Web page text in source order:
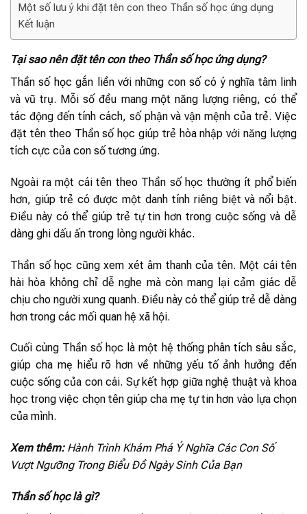
Một số lưu ý khi đặt tên con theo Thần số học ứng dụng
Kết luận
Tại sao nên đặt tên con theo Thần số học ứng dụng?
Thần số học gắn liền với những con số có ý nghĩa tâm linh
và vũ trụ. Mỗi số đều mang một năng lượng riêng, có thể
tác động đến tính cách, số phận và vận mệnh của trẻ. Việc
đặt tên theo Thần số học giúp trẻ hòa nhập với năng lượng
tích cực của con số tương ứng.
Ngoài ra một cái tên theo Thần số học thường ít phổ biến
hơn, giúp trẻ có được một danh tính riêng biệt và nổi bật.
Điều này có thể giúp trẻ tự tin hơn trong cuộc sống và dễ
dàng ghi dấu ấn trong lòng người khác.
Thần số học cũng xem xét âm thanh của tên. Một cái tên
hài hòa không chỉ dễ nghe mà còn mang lại cảm giác dễ
chịu cho người xung quanh. Điều này có thể giúp trẻ dễ dàng
hơn trong các mối quan hệ xã hội.
Cuối cùng Thần số học là một hệ thống phân tích sâu sắc,
giúp cha mẹ hiểu rõ hơn về những yếu tố ảnh hưởng đến
cuộc sống của con cái. Sự kết hợp giữa nghệ thuật và khoa
học trong việc chọn tên giúp cha mẹ tự tin hơn vào lựa chọn
của mình.
Xem thêm: Hành Trình Khám Phá Ý Nghĩa Các Con Số
Vượt Ngưỡng Trong Biểu Đồ Ngày Sinh Của Bạn
Thần số học là gì?